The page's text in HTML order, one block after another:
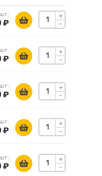
+
-
₽
+
-
₽
+
-
₽
+
-
₽
+
-
₽